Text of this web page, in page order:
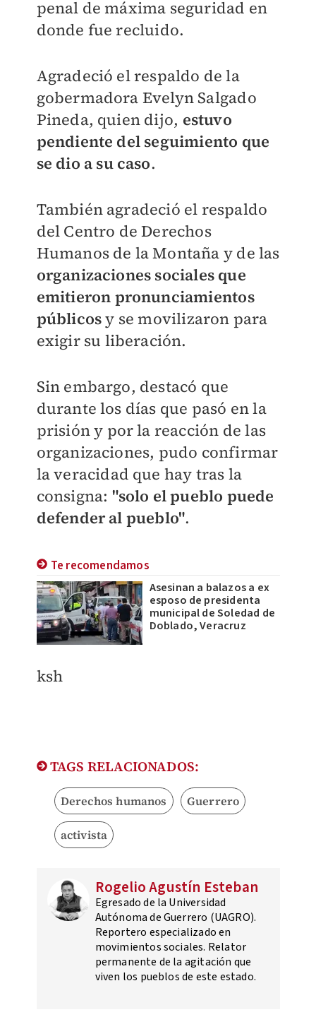
penal de máxima seguridad en
donde fue recluido.
Agradeció el respaldo de la
gobermadora Evelyn Salgado
Pineda, quien dijo, estuvo
pendiente del seguimiento que
se dio a su caso.
También agradeció el respaldo
del Centro de Derechos
Humanos de la Montaña y de las
organizaciones sociales que
emitieron pronunciamientos
públicosy se movilizaron para
exigir su liberación.
Sin embargo, destacó que
durante los días que pasó en la
prisión y por la reacción de las
organizaciones, pudo confirmar
la veracidad que hay tras la
consigna: "solo el pueblo puede
defender al pueblo".
Te recomendamos
Asesinan a balazos a ex
esposo de presidenta
municipal de Soledad de
Doblado, Veracruz
ksh
TAGS RELACIONADOS:
Derechos humanos Guerrero
activista
Rogelio Agustín Esteban
Egresado de la Universidad
Autónoma de Guerrero (UAGRO).
Reportero especializado en
movimientos sociales. Relator
permanente de la agitación que
viven los pueblos de este estado.